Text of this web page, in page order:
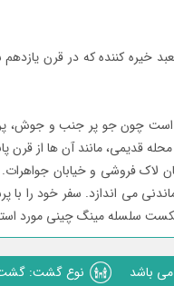
معبد خیره کننده که در قرن
چون جو پر جنب و جوش، پر
لاک فروشی و خیابان
می اندازد. سفر خود را با
سلسله مینگ چینی مورد
باشد نوع گشت: گشت